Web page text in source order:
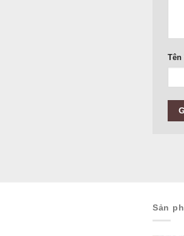
Tên
Sản